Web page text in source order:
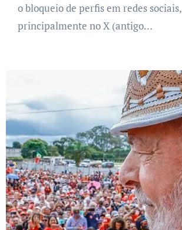
o bloqueio de perfis em redes sociais,
principalmente no X (antigo…